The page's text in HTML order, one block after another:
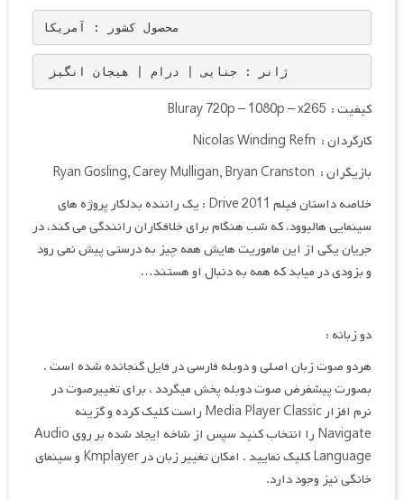
محصول کشور : آمریکا
ژانر : جنایی | درام | هیجان انگیز
کیفیت : Bluray 720p – 1080p – x265
کارگردان : Nicolas Winding Refn
بازیگران : Ryan Gosling, Carey Mulligan, Bryan Cranston
خلاصه داستان فیلم Drive 2011 : یک راننده بدلکار پروژه های
سینمایی هالیوود، که شب هنگام برای خلافکاران رانندگی می کند، در
جریان یکی از این ماموریت هایش همه چیز به درستی پیش نمی رود
و بزودی در میابد که همه به دنبال او هستند…
دو زبانه :
هردو صوت زبان اصلی و دوبله فارسی در فایل گنجانده شده است .
بصورت پیشفرض صوت دوبله پخش میگردد ، برای تغییرصوت در
نرم افزار Media Player Classic راست کلیک کرده و گزینه
Navigate را انتخاب کنید سپس از شاخه ایجاد شده بر روی Audio
Language کلیک نمایید . امکان تغییر زبان در Kmplayer و سینمای
خانگی نیز وجود دارد.